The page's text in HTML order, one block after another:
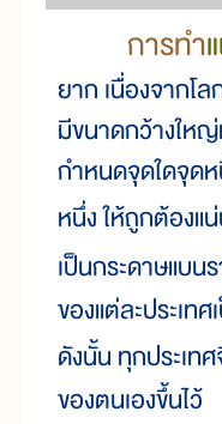
การทำ
ยาก เนื่องจากโ
มีขนาดกว้างให
กำหนดจุดใดจุด
หนึ่ง ให้ถูกต้องแ
เป็นกระดาษแบน
ของแต่ละประเท
ดังนั้น ทุกประเท
ของตนเองขึ้นไว้